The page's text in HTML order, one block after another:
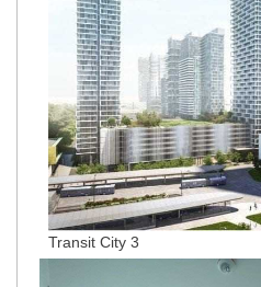
Transit City 3